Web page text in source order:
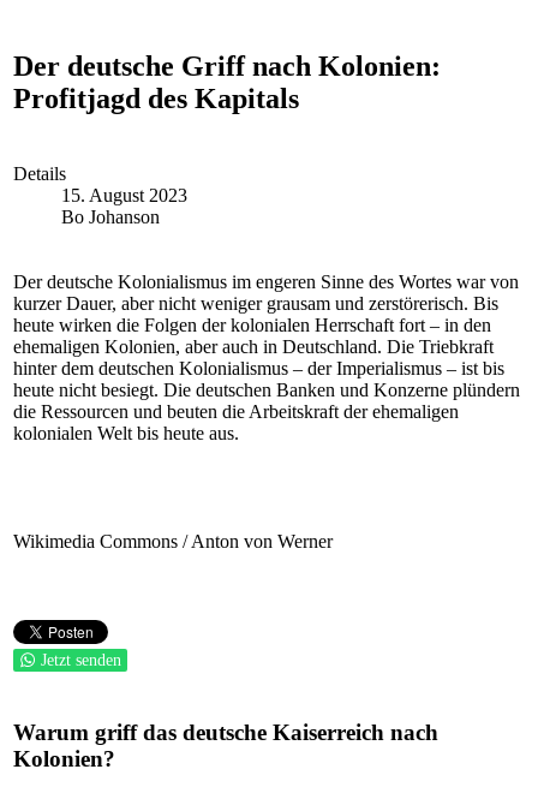
Der deutsche Griff nach Kolonien:
Profitjagd des Kapitals
Details
15. August 2023
Bo Johanson
Der deutsche Kolonialismus im engeren Sinne des Wortes war von
kurzer Dauer, aber nicht weniger grausam und zerstörerisch. Bis
heute wirken die Folgen der kolonialen Herrschaft fort – in den
ehemaligen Kolonien, aber auch in Deutschland. Die Triebkraft
hinter dem deutschen Kolonialismus – der Imperialismus – ist bis
heute nicht besiegt. Die deutschen Banken und Konzerne plündern
die Ressourcen und beuten die Arbeitskraft der ehemaligen
kolonialen Welt bis heute aus.
Wikimedia Commons / Anton von Werner
Jetzt senden
Warum griff das deutsche Kaiserreich nach
Kolonien?